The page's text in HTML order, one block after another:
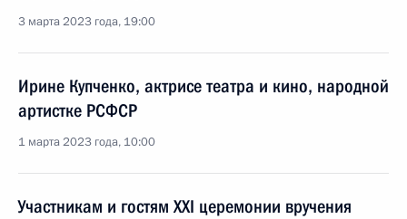
3 марта 2023 года, 19:00
Ирине Купченко, актрисе театра и кино, народной
артистке РСФСР
1 марта 2023 года, 10:00
Участникам и гостям XXI церемонии вручения